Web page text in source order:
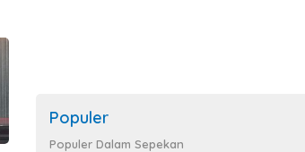
Populer
Populer Dalam Sepekan